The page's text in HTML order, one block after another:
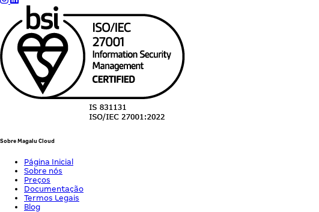
Sobre Magalu Cloud
Página Inicial
Sobre nós
Preços
Documentação
Termos Legais
Blog